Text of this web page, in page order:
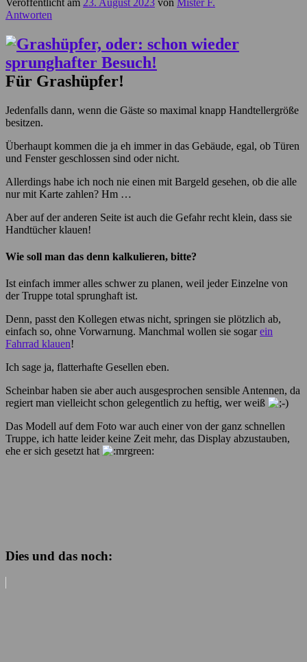
Veröffentlicht am 23. August 2023 von Mister F.
Antworten
Für Grashüpfer!
Jedenfalls dann, wenn die Gäste so maximal knapp Handtellergröße
besitzen.
Überhaupt kommen die ja eh immer in das Gebäude, egal, ob Türen
und Fenster geschlossen sind oder nicht.
Allerdings habe ich noch nie einen mit Bargeld gesehen, ob die alle
nur mit Karte zahlen? Hm …
Aber auf der anderen Seite ist auch die Gefahr recht klein, dass sie
Handtücher klauen!
Wie soll man das denn kalkulieren, bitte?
Ist einfach immer alles schwer zu planen, weil jeder Einzelne von
der Truppe total sprunghaft ist.
Denn, passt den Kollegen etwas nicht, springen sie plötzlich ab,
einfach so, ohne Vorwarnung. Manchmal wollen sie sogarein
Fahrrad klauen!
Ich sage ja, flatterhafte Gesellen eben.
Scheinbar haben sie aber auch ausgesprochen sensible Antennen, da
regiert man vielleicht schon gelegentlich zu heftig, wer weiß
Das Modell auf dem Foto war auch einer von der ganz schnellen
Truppe, ich hatte leider keine Zeit mehr, das Display abzustauben,
ehe er sich gesetzt hat
Dies und das noch: